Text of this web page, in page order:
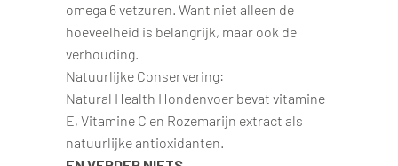
omega 6 vetzuren. Want niet alleen de
hoeveelheid is belangrijk, maar ook de
verhouding.
Natuurlijke Conservering:
Natural Health Hondenvoer bevat vitamine
E, Vitamine C en Rozemarijn extract als
natuurlijke antioxidanten.